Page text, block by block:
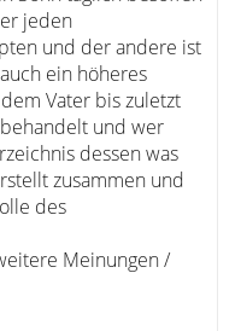
jeden
und der andere ist
ein höheres
Vater bis zuletzt
und wer
dessen was
zusammen und
des
Meinungen /